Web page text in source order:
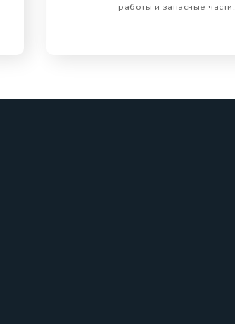
работы и запасные части.